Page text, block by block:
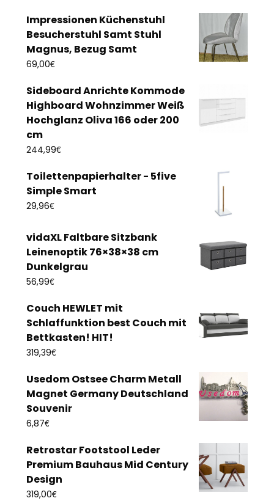
Impressionen Küchenstuhl
Besucherstuhl Samt Stuhl
Magnus, Bezug Samt
69,00€
Sideboard Anrichte Kommode
Highboard Wohnzimmer Weiß
Hochglanz Oliva 166 oder 200
cm
244,99€
Toilettenpapierhalter - 5five
Simple Smart
29,96€
vidaXL Faltbare Sitzbank
Leinenoptik 76×38×38 cm
Dunkelgrau
56,99€
Couch HEWLET mit
Schlaffunktion best Couch mit
Bettkasten! HIT!
319,39€
Usedom Ostsee Charm Metall
Magnet Germany Deutschland
Souvenir
6,87€
Retrostar Footstool Leder
Premium Bauhaus Mid Century
Design
319,00€